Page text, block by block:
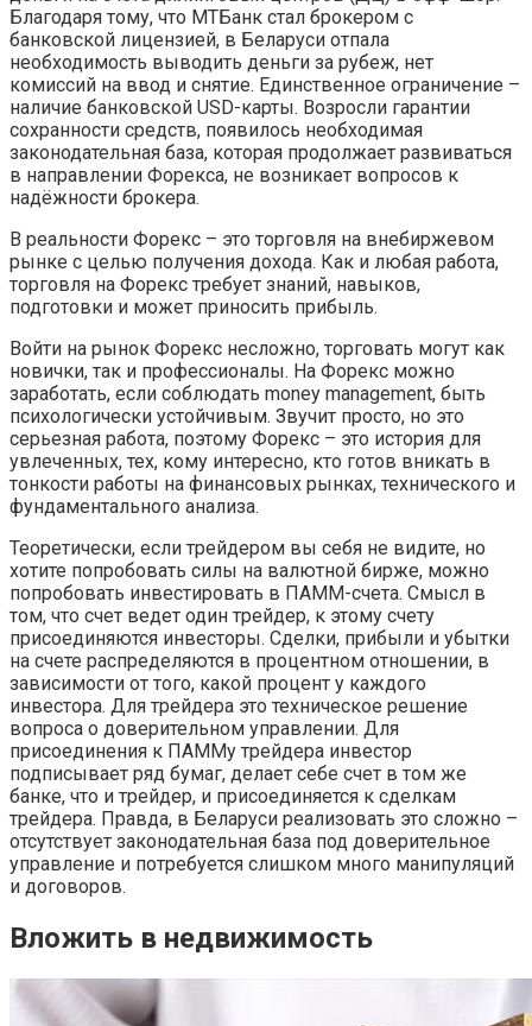
Благодаря тому, что МТБанк стал брокером с
банковской лицензией, в Беларуси отпала
необходимость выводить деньги за рубеж, нет
комиссий на ввод и снятие. Единственное ограничение –
наличие банковской USD-карты. Возросли гарантии
сохранности средств, появилось необходимая
законодательная база, которая продолжает развиваться
в направлении Форекса, не возникает вопросов к
надёжности брокера.
В реальности Форекс – это торговля на внебиржевом
рынке с целью получения дохода. Как и любая работа,
торговля на Форекс требует знаний, навыков,
подготовки и может приносить прибыль.
Войти на рынок Форекс несложно, торговать могут как
новички, так и профессионалы. На Форекс можно
заработать, если соблюдать money management, быть
психологически устойчивым. Звучит просто, но это
серьезная работа, поэтому Форекс – это история для
увлеченных, тех, кому интересно, кто готов вникать в
тонкости работы на финансовых рынках, технического и
фундаментального анализа.
Теоретически, если трейдером вы себя не видите, но
хотите попробовать силы на валютной бирже, можно
попробовать инвестировать в ПАММ-счета. Смысл в
том, что счет ведет один трейдер, к этому счету
присоединяются инвесторы. Сделки, прибыли и убытки
на счете распределяются в процентном отношении, в
зависимости от того, какой процент у каждого
инвестора. Для трейдера это техническое решение
вопроса о доверительном управлении. Для
присоединения к ПАММу трейдера инвестор
подписывает ряд бумаг, делает себе счет в том же
банке, что и трейдер, и присоединяется к сделкам
трейдера. Правда, в Беларуси реализовать это сложно –
отсутствует законодательная база под доверительное
управление и потребуется слишком много манипуляций
и договоров.
Вложить в недвижимость